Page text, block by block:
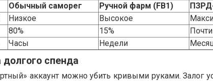
Обычный саморег Ручной фарм (FB1)
Низкое Высокое
80% 15%
Часы Недели
спенда
аккаунт можно убить кривыми руками. Залог